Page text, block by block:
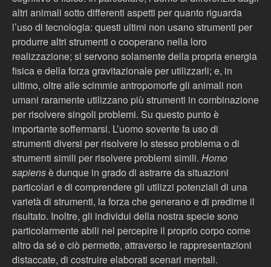
altri animali sotto differenti aspetti per quanto riguarda
l’uso di tecnologia: questi ultimi non usano strumenti per
produrre altri strumenti o cooperano nella loro
realizzazione; si servono solamente della propria energia
fisica e della forza gravitazionale per utilizzarli; e, in
ultimo, oltre alle scimmie antropomorfe gli animali non
umani raramente utilizzano più strumenti in combinazione
per risolvere singoli problemi. Su questo punto è
importante soffermarsi. L’uomo sovente fa uso di
strumenti diversi per risolvere lo stesso problema o di
strumenti simili per risolvere problemi simili. Homo
sapiensè dunque in grado di astrarre da situazioni
particolari e di comprendere gli utilizzi potenziali di una
varietà di strumenti, la forza che generano e di predirne il
risultato. Inoltre, gli individui della nostra specie sono
particolarmente abili nel percepire il proprio corpo come
altro da sé e ciò permette, attraverso le rappresentazioni
distaccate, di costruire elaborati scenari mentali.